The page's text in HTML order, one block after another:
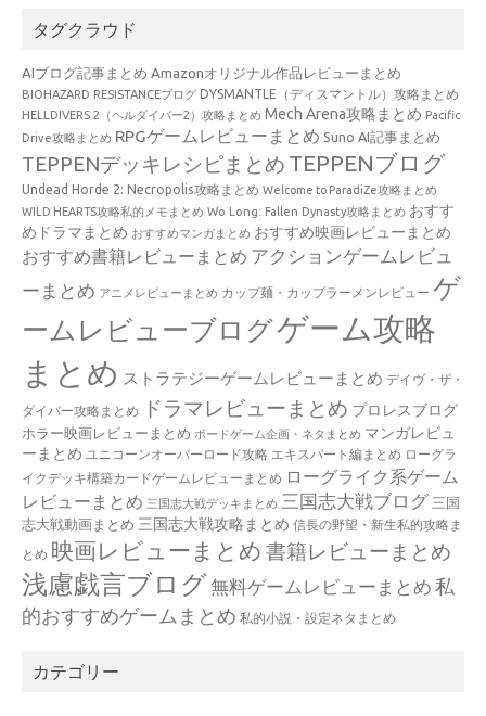
タグクラウド
AIブログ記事まとめ Amazonオリジナル作品レビューまとめ
BIOHAZARD RESISTANCEブログ DYSMANTLE（ディスマントル）攻略まとめ
HELLDIVERS 2（ヘルダイバー2）攻略まとめ Mech Arena攻略まとめ Pacific
Drive攻略まとめ RPGゲームレビューまとめ Suno AI記事まとめ
TEPPENデッキレシピまとめ TEPPENブログ
Undead Horde 2: Necropolis攻略まとめ Welcome to ParadiZe攻略まとめ
WILD HEARTS攻略私的メモまとめ Wo Long: Fallen Dynasty攻略まとめ おすす
めドラマまとめ おすすめマンガまとめ おすすめ映画レビューまとめ
おすすめ書籍レビューまとめ アクションゲームレビュ
ーまとめ アニメレビューまとめ カップ麺・カップラーメンレビュー ゲ
ームレビューブログゲーム攻略
まとめ ストラテジーゲームレビューまとめ デイヴ・ザ・
ダイバー攻略まとめ ドラマレビューまとめ プロレスブログ
ホラー映画レビューまとめ ボードゲーム企画・ネタまとめ マンガレビュ
ーまとめ ユニコーンオーバーロード攻略 エキスパート編まとめ ローグラ
イクデッキ構築カードゲームレビューまとめ ローグライク系ゲーム
レビューまとめ 三国志大戦デッキまとめ 三国志大戦ブログ 三国
志大戦動画まとめ 三国志大戦攻略まとめ 信長の野望・新生私的攻略ま
とめ 映画レビューまとめ 書籍レビューまとめ
浅慮戯言ブログ無料ゲームレビューまとめ 私
的おすすめゲームまとめ 私的小説・設定ネタまとめ
カテゴリー